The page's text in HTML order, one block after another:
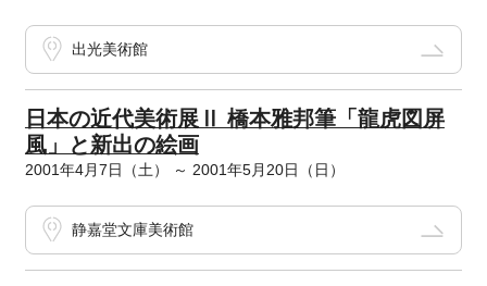
出光美術館
日本の近代美術展Ⅱ 橋本雅邦筆「龍虎図屏
風」と新出の絵画
2001年4月7日（土） ～ 2001年5月20日（日）
静嘉堂文庫美術館